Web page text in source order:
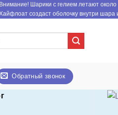
Внимание! Шарики с гелием летают
создаст оболочку внутри
Обратный звонок